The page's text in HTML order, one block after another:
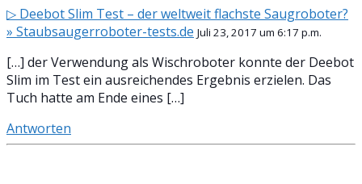
▷ Deebot Slim Test – der weltweit flachste Saugroboter?
» Staubsaugerroboter-tests.de Juli 23, 2017 um 6:17 p.m.
[…] der Verwendung als Wischroboter konnte der Deebot
Slim im Test ein ausreichendes Ergebnis erzielen. Das
Tuch hatte am Ende eines […]
Antworten